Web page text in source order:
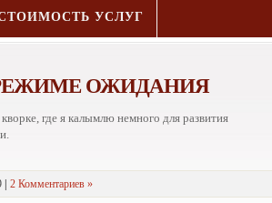
УСЛУГ
ОЖИДАНИЯ
где я калымлю немного для развития
2 Комментариев »